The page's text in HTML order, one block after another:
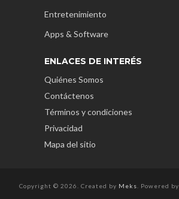
Entretenimiento
Apps & Software
ENLACES DE INTERÉS
Quiénes Somos
Contáctenos
Términos y condiciones
Privacidad
Mapa del sitio
Copyright © 2026. Created by Meks . Powered by